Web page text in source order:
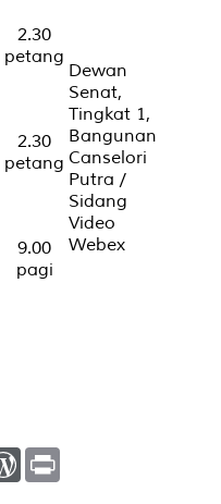
Dewan
Senat,
Tingkat 1,
Bangunan
Canselori
Putra /
Sidang
Video
Webex
2.30
petang
2.30
petang
9.00
pagi
W